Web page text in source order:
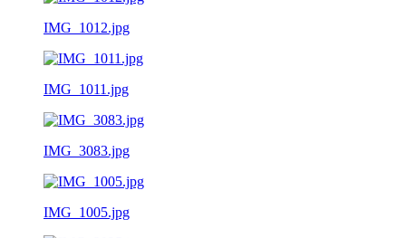
IMG_1012.jpg
IMG_1011.jpg
IMG_3083.jpg
IMG_1005.jpg